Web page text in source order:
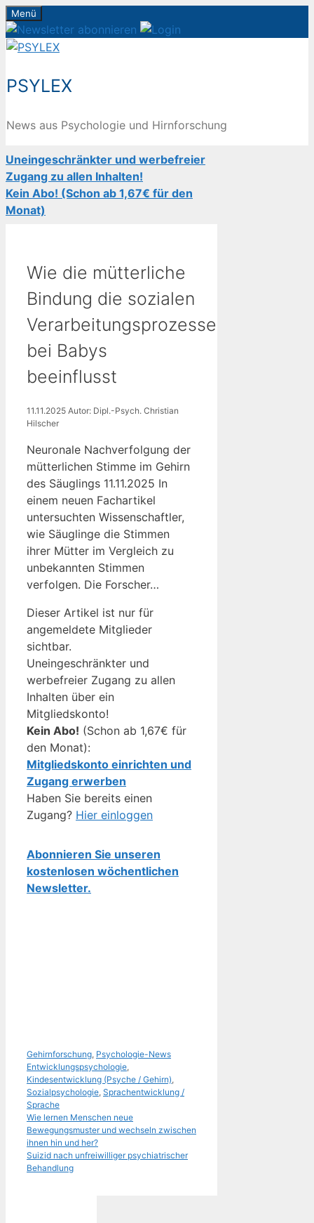
Zum
Inhalt
springen
Menü
PSYLEX
News aus Psychologie und Hirnforschung
Uneingeschränkter und werbefreier
Zugang zu allen Inhalten!
Kein Abo! (Schon ab 1,67€ für den
Monat)
Wie die mütterliche
Bindung die sozialen
Verarbeitungsprozesse
bei Babys
beeinflusst
11.11.2025 Autor: Dipl.-Psych. Christian
Hilscher
Neuronale Nachverfolgung der
mütterlichen Stimme im Gehirn
des Säuglings 11.11.2025 In
einem neuen Fachartikel
untersuchten Wissenschaftler,
wie Säuglinge die Stimmen
ihrer Mütter im Vergleich zu
unbekannten Stimmen
verfolgen. Die Forscher…
Dieser Artikel ist nur für
angemeldete Mitglieder
sichtbar.
Uneingeschränkter und
werbefreier Zugang zu allen
Inhalten über ein
Mitgliedskonto!
Kein Abo! (Schon ab 1,67€ für
den Monat):
Mitgliedskonto einrichten und
Zugang erwerben
Haben Sie bereits einen
Zugang? Hier einloggen
Abonnieren Sie unseren
kostenlosen wöchentlichen
Newsletter.
Kategorien
Gehirnforschung Psychologie-NewsSchlagwörter
Entwicklungspsychologie
Kindesentwicklung (Psyche / Gehirn)
Sozialpsychologie Sprachentwicklung /
Sprache
Wie lernen Menschen neue
Bewegungsmuster und wechseln zwischen
ihnen hin und her?
Suizid nach unfreiwilliger psychiatrischer
Behandlung